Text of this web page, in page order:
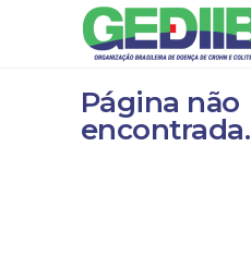
Página não
encontrada.